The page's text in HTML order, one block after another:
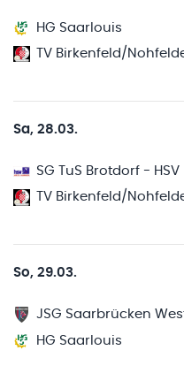
HG Saarlouis
TV Birkenfeld/
Sa, 28.03.
SG TuS Brotdorf -
TV Birkenfeld/
So, 29.03.
JSG Saarbrücken
HG Saarlouis